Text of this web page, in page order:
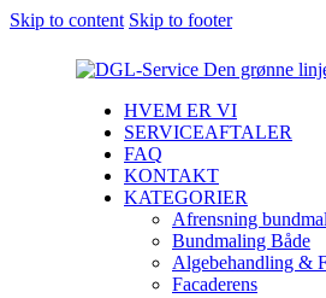
Skip to content Skip to footer
HVEM ER VI
SERVICEAFTALER
FAQ
KONTAKT
KATEGORIER
Afrensning
Bundmaling Både
Algebehandling &
Facaderens